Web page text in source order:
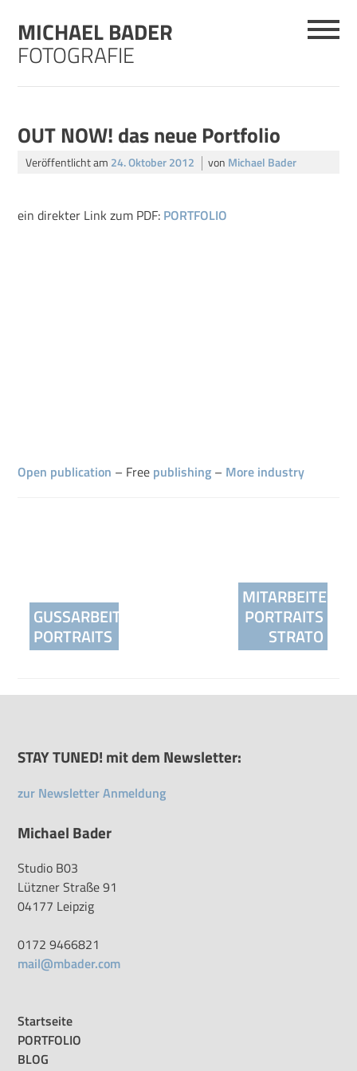
contentMICHAEL BADER
FOTOGRAFIE
OUT NOW! das neue Portfolio
Veröffentlicht am 24. Oktober 2012 von Michael Bader
ein direkter Link zum PDF: PORTFOLIO
Open publication – Free publishing – More industry
GUSSARBEITER-
PORTRAITS
MITARBEITER-
PORTRAITS
STRATO
STAY TUNED! mit dem Newsletter:
zur Newsletter Anmeldung
Michael Bader
Studio B03
Lützner Straße 91
04177 Leipzig
0172 9466821
mail@mbader.com
Startseite
PORTFOLIO
BLOG